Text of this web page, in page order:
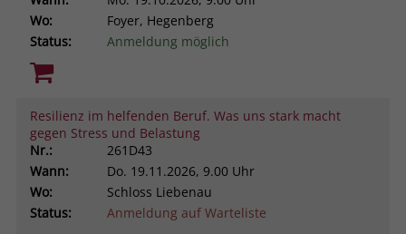
Wo:
Foyer, Hegenberg
Status:
Anmeldung möglich
Resilienz im helfenden Beruf. Was uns stark macht
gegen Stress und Belastung
Nr.:
261D43
Wann:
Do. 19.11.2026, 9.00 Uhr
Wo:
Schloss Liebenau
Status:
Anmeldung auf Warteliste